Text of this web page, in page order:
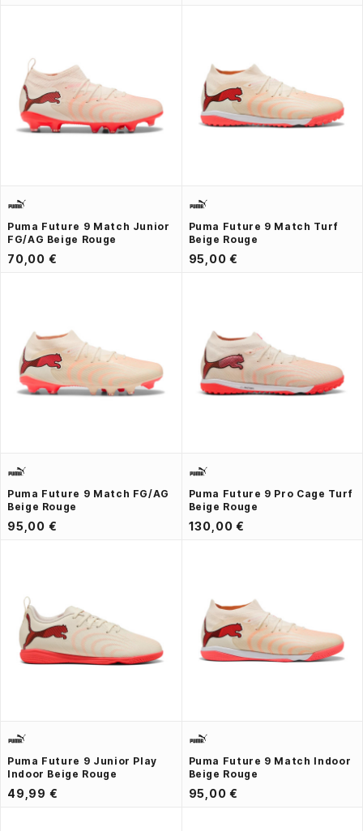
Puma Future 9 Match Junior
FG/AG Beige Rouge
70,00 €
Puma Future 9 Match Turf
Beige Rouge
95,00 €
Puma Future 9 Match FG/AG
Beige Rouge
95,00 €
Puma Future 9 Pro Cage Turf
Beige Rouge
130,00 €
Puma Future 9 Junior Play
Indoor Beige Rouge
49,99 €
Puma Future 9 Match Indoor
Beige Rouge
95,00 €